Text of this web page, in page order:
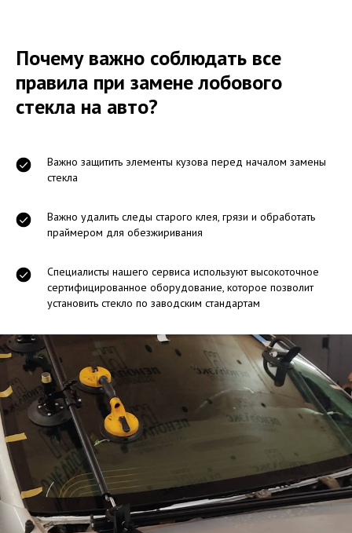
Почему важно соблюдать все
правила при замене лобового
стекла на авто?
Важно защитить элементы кузова перед началом замены
стекла
Важно удалить следы старого клея, грязи и обработать
праймером для обезжиривания
Специалисты нашего сервиса используют высокоточное
сертифицированное оборудование, которое позволит
установить стекло по заводским стандартам